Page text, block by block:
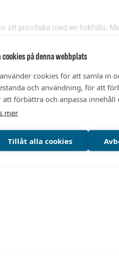
cookies på denna webbplats
cookies för att samla in
och användning, för att
att förbättra och anpassa innehåll
mer
Tillåt alla cookies
att provfiska med en fiskfälla.
Eventuellt kommer vi även att
bli ett lättillgängligt friluftsområde.
utkikstorn och skyltar med
kommer att sparas ”öar” över